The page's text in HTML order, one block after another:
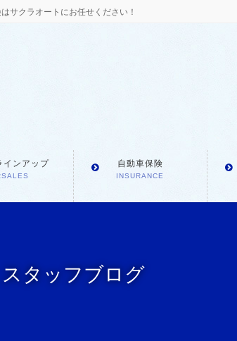
サクラオートにお任せください！
インアップ 自動車保険
INSURANCE
スタッフブログ